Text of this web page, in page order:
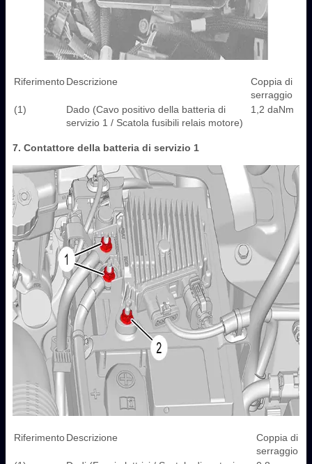
RiferimentoDescrizione
Coppia di
serraggio
(1)
Dado (Cavo positivo della batteria di
servizio 1 / Scatola fusibili relais motore)
1,2 daNm
7. Contattore della batteria di servizio 1
RiferimentoDescrizione
Coppia di
serraggio